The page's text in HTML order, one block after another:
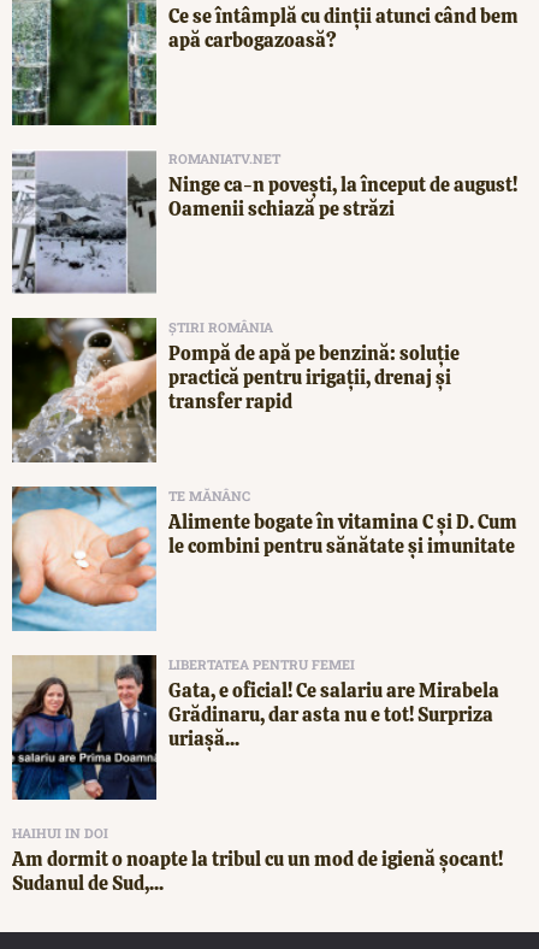
Ce se întâmplă cu dinții atunci când bem
apă carbogazoasă?
ROMANIATV.NET
Ninge ca-n povești, la început de august!
Oamenii schiază pe străzi
ȘTIRI ROMÂNIA
Pompă de apă pe benzină: soluție
practică pentru irigații, drenaj și
transfer rapid
TE MĂNÂNC
Alimente bogate în vitamina C și D. Cum
le combini pentru sănătate și imunitate
LIBERTATEA PENTRU FEMEI
Gata, e oficial! Ce salariu are Mirabela
Grădinaru, dar asta nu e tot! Surpriza
uriașă...
HAIHUI IN DOI
Am dormit o noapte la tribul cu un mod de igienă șocant!
Sudanul de Sud,...